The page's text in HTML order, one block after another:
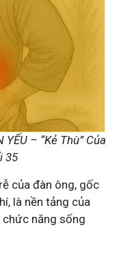
– “Kẻ Thù” Của
35
của đàn ông, gốc
là nền tảng của
năng sống